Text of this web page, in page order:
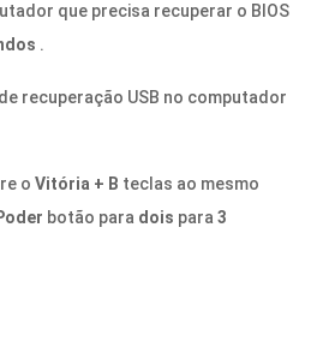
que precisa recuperar o BIOS
.
recuperação USB no computador
o Vitória + B teclas ao mesmo
botão para dois para 3